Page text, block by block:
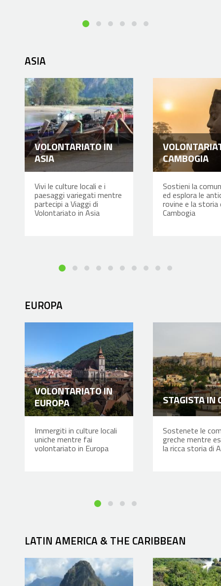
ASIA
VOLONTARIATO IN
ASIA
Vivi le culture locali e i
paesaggi variegati mentre
partecipi a Viaggi di
Volontariato in Asia
CAMBOGIA
Sostieni la
ed esplora le
rovine e la storia
Cambogia
EUROPA
VOLONTARIATO IN
EUROPA
Immergiti in culture locali
uniche mentre fai
volontariato in Europa
STAGISTA IN
Sostenete le
greche mentre
la ricca storia di
LATIN AMERICA & THE CARIBBEAN